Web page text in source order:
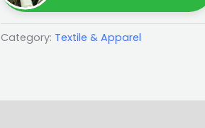
Category: Textile & Apparel